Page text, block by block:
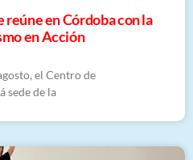
en Córdoba con la
en Acción
el Centro de
sede de la